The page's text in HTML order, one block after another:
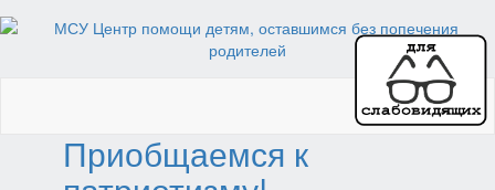
Приобщаемся к